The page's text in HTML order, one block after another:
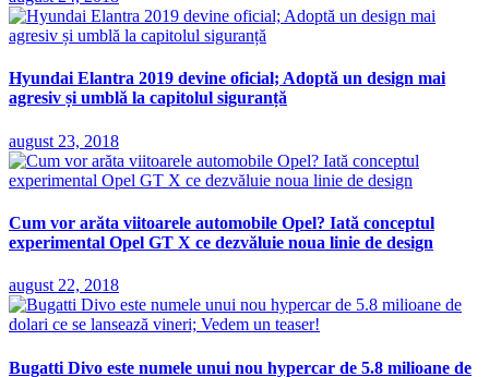
Hyundai Elantra 2019 devine oficial; Adoptă un design mai
agresiv și umblă la capitolul siguranță
august 23, 2018
Cum vor arăta viitoarele automobile Opel? Iată conceptul
experimental Opel GT X ce dezvăluie noua linie de design
august 22, 2018
Bugatti Divo este numele unui nou hypercar de 5.8 milioane de